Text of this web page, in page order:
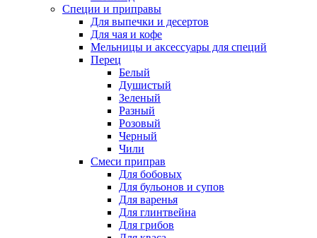
Специи и приправы
Для выпечки и десертов
Для чая и кофе
Мельницы и аксессуары для специй
Перец
Белый
Душистый
Зеленый
Разный
Розовый
Черный
Чили
Смеси приправ
Для бобовых
Для бульонов и супов
Для варенья
Для глинтвейна
Для грибов